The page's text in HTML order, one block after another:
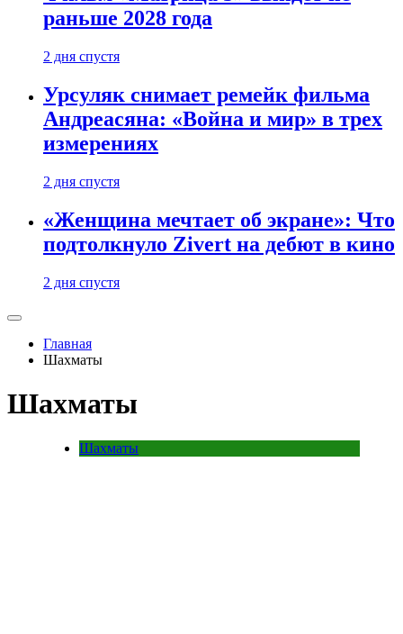
раньше 2028 года
2 дня спустя
Урсуляк снимает ремейк фильма
Андреасяна: «Война и мир» в трех
измерениях
2 дня спустя
«Женщина мечтает об экране»: Что
подтолкнуло Zivert на дебют в кино
2 дня спустя
Главная
Шахматы
Шахматы
Шахматы